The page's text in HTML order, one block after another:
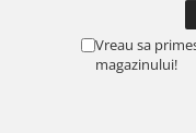
Vreau sa
magazinului!